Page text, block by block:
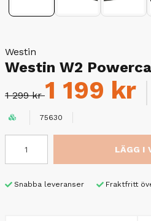
Westin
Westin W2
1 299 kr1 199 kr
75630
LÄGG I
Snabba leveranser Fraktfritt